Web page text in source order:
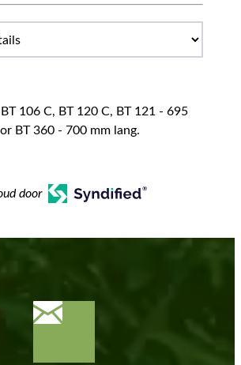
106 C, BT 120 C, BT 121 - 695
BT 360 - 700 mm lang.
door